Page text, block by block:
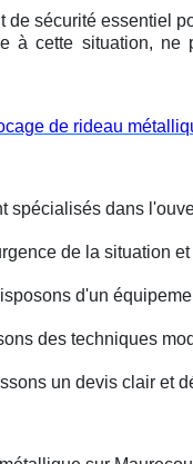
sécurité essentiel
à cette situation, ne
de rideau
spécialisés dans
de la situation
d'un
des techniques
un devis clair et